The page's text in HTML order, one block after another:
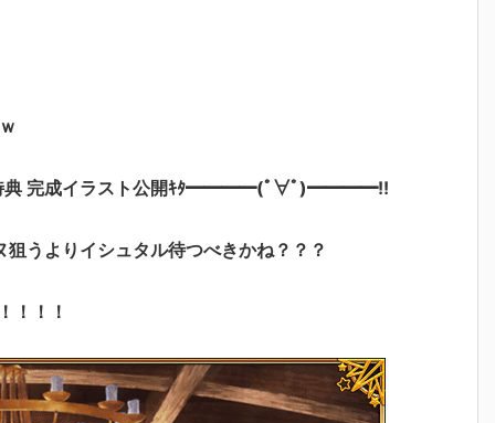
特典 完成イラスト公開ｷﾀ━━━━(ﾟ∀ﾟ)━━━━!!
うよりイシュタル待つべきかね？？？
！！！